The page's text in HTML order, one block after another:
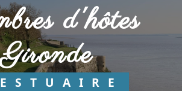
Gironde
L'ESTUAIRE